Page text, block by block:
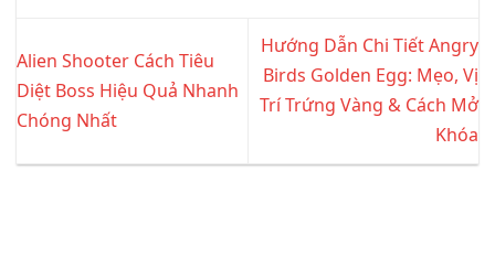
Alien Shooter Cách Tiêu
Diệt Boss Hiệu Quả Nhanh
Chóng Nhất
Hướng Dẫn Chi Tiết Angry
Birds Golden Egg: Mẹo, Vị
Trí Trứng Vàng & Cách Mở
Khóa